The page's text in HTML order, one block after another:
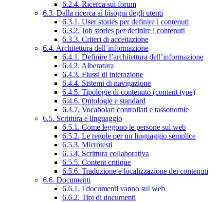
6.2.4. Ricerca sui forum
6.3. Dalla ricerca ai bisogni degli utenti
6.3.1. User stories per definire i contenuti
6.3.2. Job stories per definire i contenuti
6.3.3. Criteri di accettazione
6.4. Architettura dell’informazione
6.4.1. Definire l’architettura dell’informazione
6.4.2. Alberatura
6.4.3. Flussi di interazione
6.4.4. Sistemi di navigazione
6.4.5. Tipologie di contenuto (content type)
6.4.6. Ontologie e standard
6.4.7. Vocabolari controllati e tassonomie
6.5. Scrittura e linguaggio
6.5.1. Come leggono le persone sul web
6.5.2. Le regole per un linguaggio semplice
6.5.3. Microtesti
6.5.4. Scrittura collaborativa
6.5.5. Content critique
6.5.6. Traduzione e localizzazione dei contenuti
6.6. Documenti
6.6.1. I documenti vanno sul web
6.6.2. Tipi di documenti